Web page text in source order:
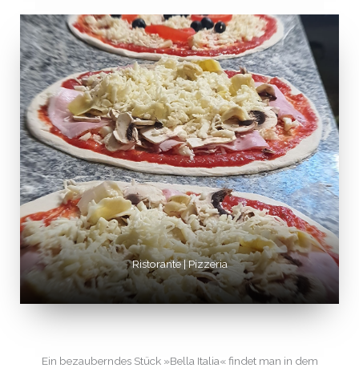
Ristorante | Pizzeria
Ein bezauberndes Stück »Bella Italia« findet man in dem